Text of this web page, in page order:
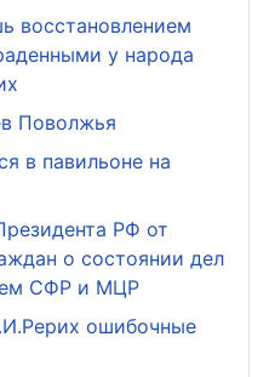
восстановлением
у народа
Поволжья
в павильоне на
РФ от
о состоянии дел
СФР и МЦР
ошибочные